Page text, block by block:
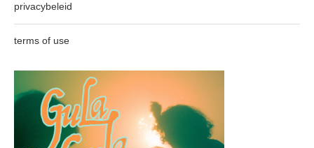
privacybeleid
terms of use